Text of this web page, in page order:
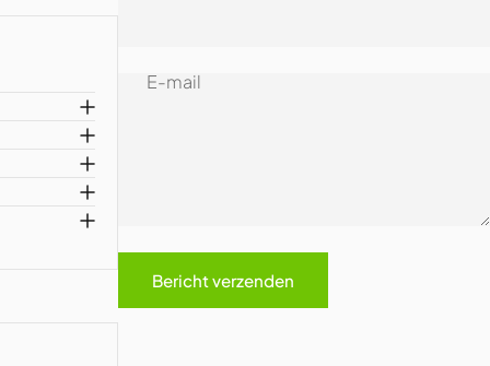
E-mail
Bericht
Bericht verzenden